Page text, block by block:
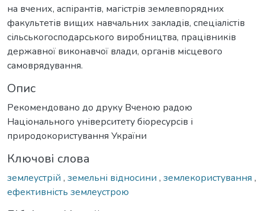
на вчених, аспірантів, магістрів землевпорядних
факультетів вищих навчальних закладів, спеціалістів
сільськогосподарського виробництва, працівників
державної виконавчої влади, органів місцевого
самоврядування.
Опис
Рекомендовано до друку Вченою радою
Національного університету біоресурсів і
природокористування України
Ключові слова
землеустрій , земельні відносини , землекористування ,
ефективність землеустрою